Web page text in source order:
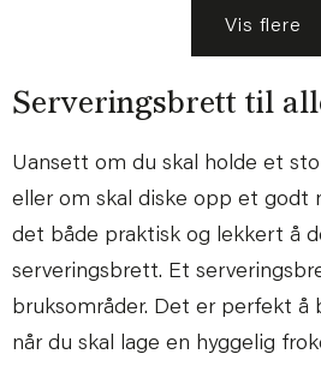
Vis flere
Serveringsbrett til
Uansett om du skal holde et
eller om skal diske opp et godt
det både praktisk og lekkert å
serveringsbrett. Et
bruksområder. Det er perfekt å
når du skal lage en hyggelig